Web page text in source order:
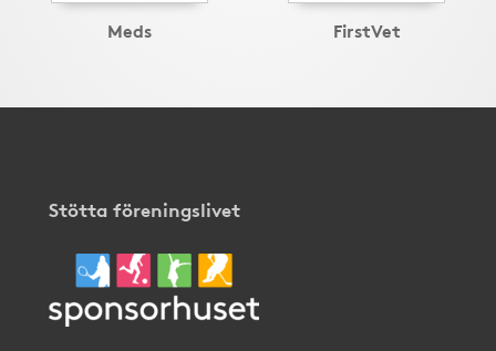
Meds FirstVet
Stötta föreningslivet